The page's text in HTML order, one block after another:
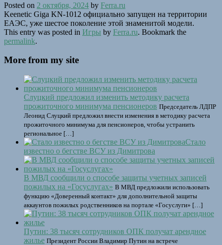
Posted on 2 октября, 2024 by Ferra.ru
Keenetic Giga KN-1012 официально запущен на территории
ЕАЭС, уже шестое поколение этой знаменитой модели.
This entry was posted in Игры by Ferra.ru. Bookmark the
permalink.
More from my site
Слуцкий предложил изменить методику расчета
прожиточного минимума пенсионеров Председатель ЛДПР
Леонид Слуцкий предложил внести изменения в методику расчета
прожиточного минимума для пенсионеров, чтобы устранить
региональное […]
Стало
известно о бегстве ВСУ из Димитрова
В МВД сообщили о способе защиты учетных записей
пожилых на «Госуслугах» В МВД предложили использовать
функцию «Доверенный контакт» для дополнительной защиты
аккаунтов пожилых родственников на портале «Госуслуги» […]
Путин: 38 тысяч сотрудников ОПК получат арендное
жилье Президент России Владимир Путин на встрече